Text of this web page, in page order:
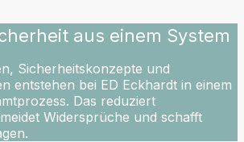
aus einem System
Sicherheitskonzepte und
entstehen bei ED Eckhardt in einem
Das reduziert
Widersprüche und schafft